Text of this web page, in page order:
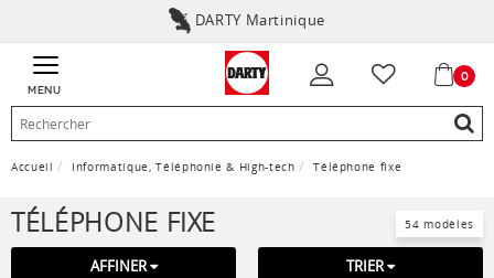
DARTY Martinique
MENU
0
Accueil Informatique, Téléphonie & High-tech Téléphone fixe
TÉLÉPHONE FIXE 54 modèles
AFFINER TRIER